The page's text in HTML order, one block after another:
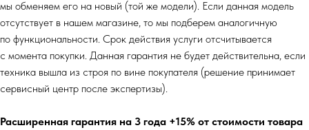
мы обменяем его на новый (той же модели). Если данная модель
отсутствует в нашем магазине, то мы подберем аналогичную
по функциональности. Срок действия услуги отсчитывается
с момента покупки. Данная гарантия не будет действительна, если
техника вышла из строя по вине покупателя (решение принимает
сервисный центр после экспертизы).
Расширенная гарантия на 3 года +15% от стоимости товара